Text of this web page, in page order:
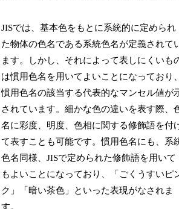
JISでは、基本色をもとに系統的に定められ
た物体の色名である系統色名が定義されて
ます。しかし、それによって表しにくいも
は慣用色名を用いてよいことになっており、
慣用色名の該当する代表的なマンセル値が
されています。細かな色の違いを表す際、
名に彩度、明度、色相に関する修飾語を付
て表すことも可能です。慣用色名にも、系
色名同様、JISで定められた修飾語を用いて
もよいことになっており、「ごくうすいピ
ク」「暗い茶色」といった表現がなされま
す。